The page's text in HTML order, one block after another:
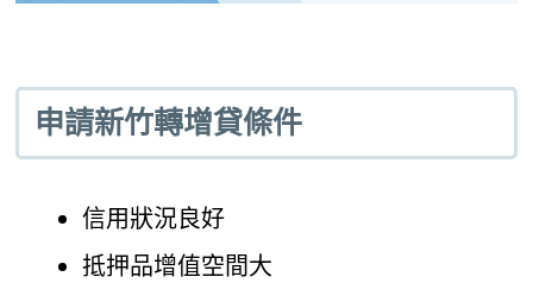
申請新竹轉增貸條件
信用狀況良好
抵押品增值空間大